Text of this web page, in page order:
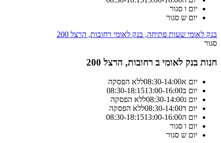
יום ו סגור
יום ש סגור
בנק לאומי שעות פתיחה, בנק לאומי רחובות, הרצל 200
סגור
חנות בנק לאומי ב רחובות, הרצל 200
יום א 08:30-14:00
ללא הפסקה
יום ב
08:30-18:1513:00-16:00
יום ג
08:30-14:00
ללא הפסקה
יום ד
08:30-14:00
ללא הפסקה
יום ה
08:30-18:1513:00-16:00
יום ו סגור
יום ש סגור